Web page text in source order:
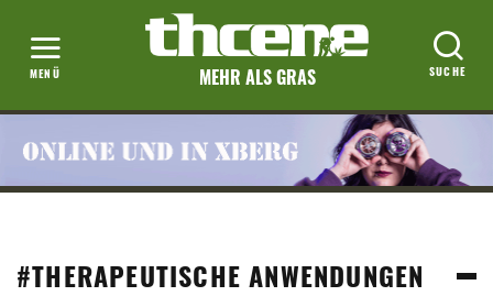
MEHR ALS GRAS
#THERAPEUTISCHE ANWENDUNGEN